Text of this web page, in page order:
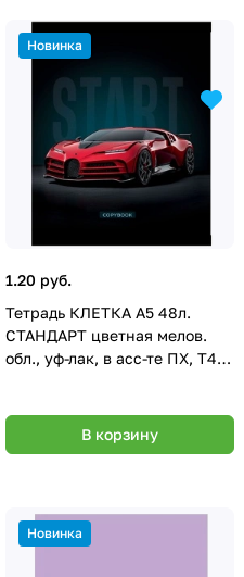
Новинка
1.20 руб.
Тетрадь КЛЕТКА А5 48л.
СТАНДАРТ цветная мелов.
обл., уф-лак, в асс-те ПХ, Т48-
В корзину
Новинка